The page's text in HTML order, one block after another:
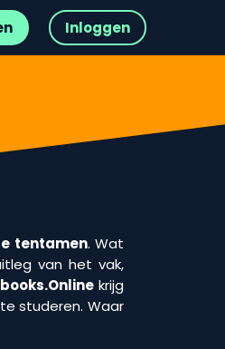
Inloggen
tentamen. Wat
van het vak,
krijg
studeren. Waar